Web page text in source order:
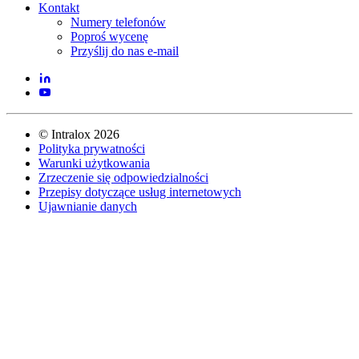
Kontakt
Numery telefonów
Poproś wycenę
Przyślij do nas e-mail
© Intralox 2026
Polityka prywatności
Warunki użytkowania
Zrzeczenie się odpowiedzialności
Przepisy dotyczące usług internetowych
Ujawnianie danych